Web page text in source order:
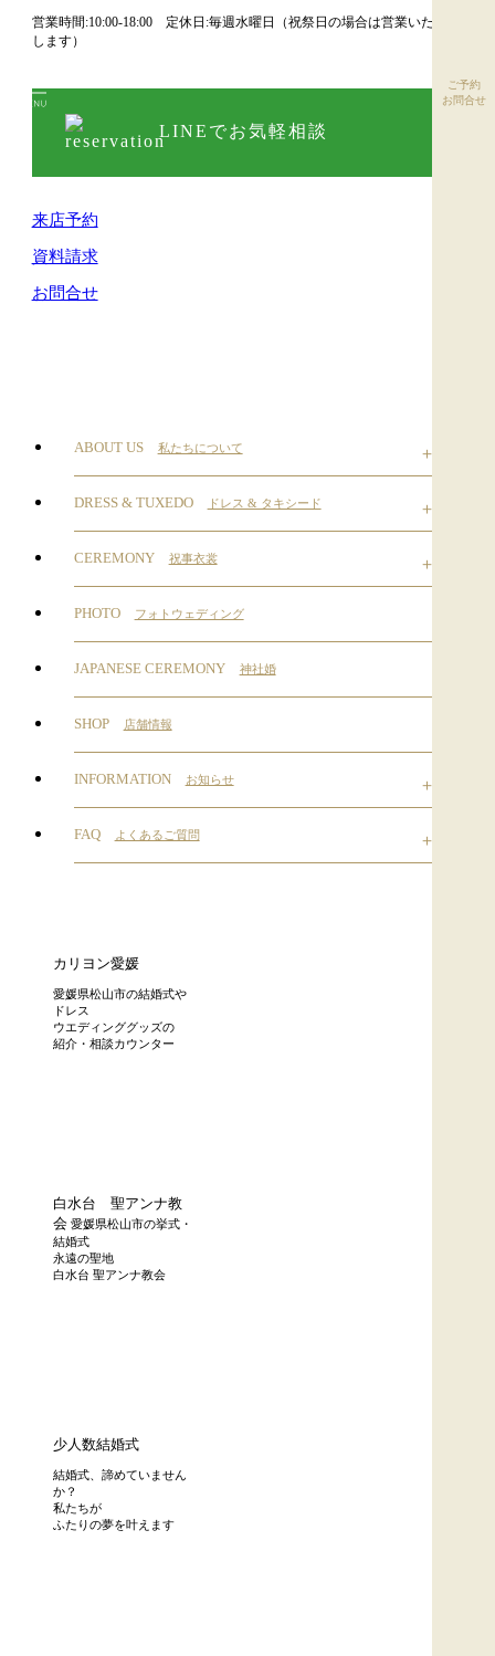
ご予約
お問合せ
営業時間:10:00-18:00 定休日:毎週水曜日（祝祭日の場合は営業いた
します）
LINEでお気軽相談
来店予約
資料請求
お問合せ
ABOUT US 私たちについて
DRESS & TUXEDO ドレス & タキシード
CEREMONY 祝事衣裳
PHOTO フォトウェディング
JAPANESE CEREMONY 神社婚
SHOP 店舗情報
INFORMATION お知らせ
FAQ よくあるご質問
カリヨン愛媛
愛媛県松山市の結婚式や
ドレス
ウエディンググッズの
紹介・相談カウンター
白水台 聖アンナ教
会 愛媛県松山市の挙式・
結婚式
永遠の聖地
白水台 聖アンナ教会
少人数結婚式
結婚式、諦めていません
か？
私たちが
ふたりの夢を叶えます